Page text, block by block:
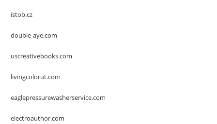
istob.cz
double-aye.com
uscreativebooks.com
livingcolorut.com
eaglepressurewasherservice.com
electroauthor.com